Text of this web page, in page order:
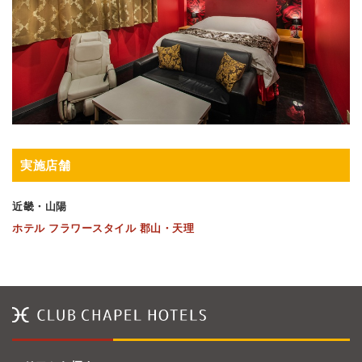
実施店舗
近畿・山陽
ホテル フラワースタイル 郡山・天理